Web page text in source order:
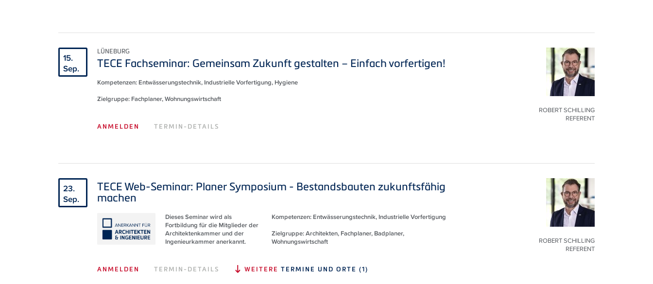
15.
Sep.
LÜNEBURG
TECE Fachseminar: Gemeinsam Zukunft gestalten – Einfach vorfertigen!
Kompetenzen: Entwässerungstechnik, Industrielle Vorfertigung, Hygiene
Zielgruppe: Fachplaner, Wohnungswirtschaft
ANMELDEN TERMIN-DETAILS
ROBERT SCHILLING
REFERENT
23.
Sep.
TECE Web-Seminar: Planer Symposium - Bestandsbauten zukunftsfähig
machen
Dieses Seminar wird als
Fortbildung für die Mitglieder der
Architektenkammer und der
Ingenieurkammer anerkannt.
Kompetenzen: Entwässerungstechnik, Industrielle Vorfertigung
Zielgruppe: Architekten, Fachplaner, Badplaner,
Wohnungswirtschaft
ANMELDEN TERMIN-DETAILS WEITERE TERMINE UND ORTE (1)
ROBERT SCHILLING
REFERENT